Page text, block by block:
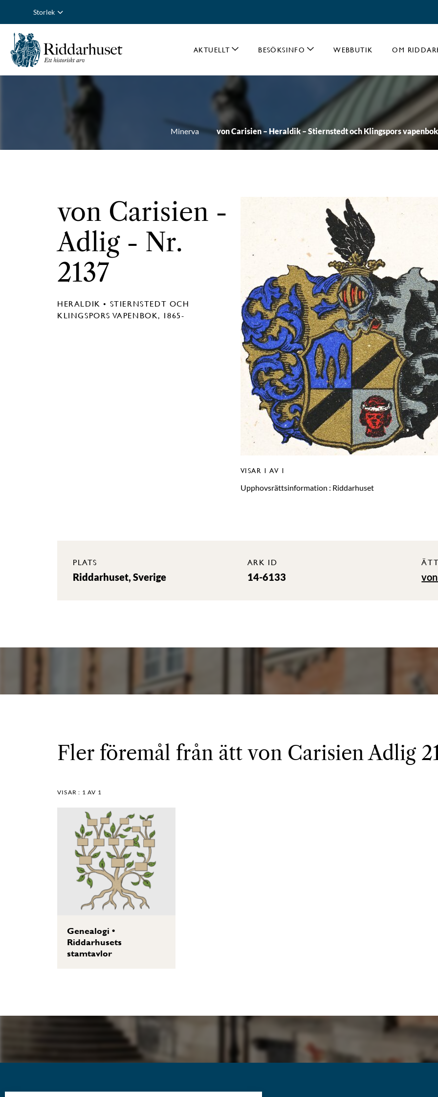
Storlek
AKTUELLT BESÖKSINFO WEBBUTIK OM
Minerva von Carisien – Heraldik – Stiernstedt och Klingspors
von Carisien -
Adlig - Nr.
2137
HERALDIK • STIERNSTEDT OCH
KLINGSPORS VAPENBOK, 1865-
VISAR 1 AV 1
Upphovsrättsinformation : Riddarhuset
PLATS
Riddarhuset, Sverige
ARK ID
14-6133
Fler föremål från ätt von Carisien Adlig
VISAR : 1 AV 1
Genealogi •
Riddarhusets
stamtavlor